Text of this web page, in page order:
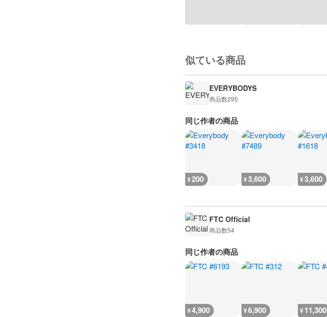
似ている商品
EVERYBODYS
商品数295
同じ作者の商品
¥200 ¥3,600 ¥3,600
FTC Official
商品数54
同じ作者の商品
¥4,900 ¥6,900 ¥11,300